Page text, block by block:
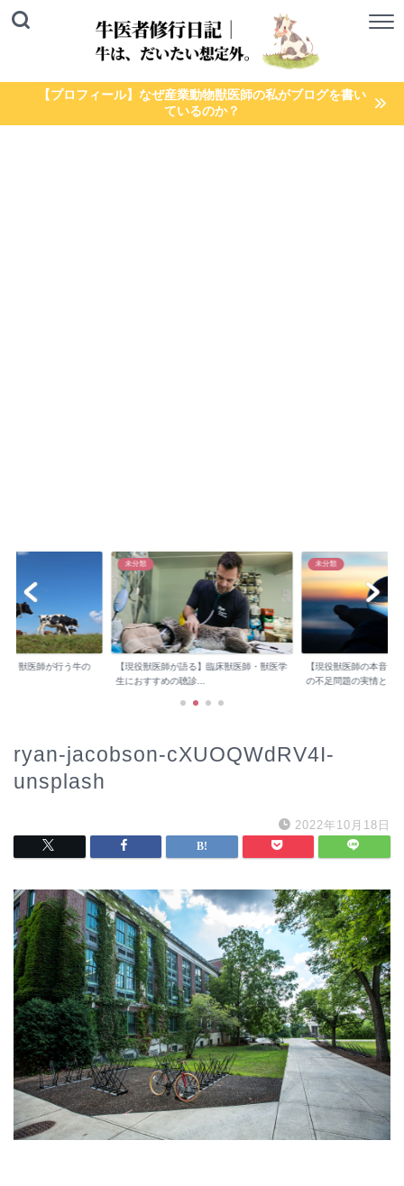
【プロフィール】なぜ産業動物獣医師の私がブログを書い
ているのか？
】獣医師が行う牛の
未分類
【現役獣医師が語る】臨床獣医師・獣医学
生におすすめの聴診...
未分類
【現役獣医師の本音】
の不足問題の実情と...
ryan-jacobson-cXUOQWdRV4I-
unsplash
2022年10月18日